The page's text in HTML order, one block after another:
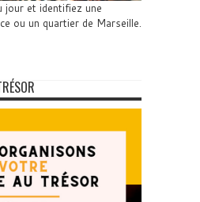
jour et identifiez une
ou un quartier de Marseille.